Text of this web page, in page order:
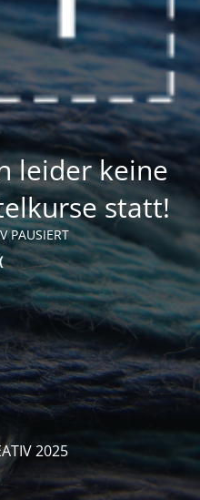
leider keine
statt!
PAUSIERT
2025